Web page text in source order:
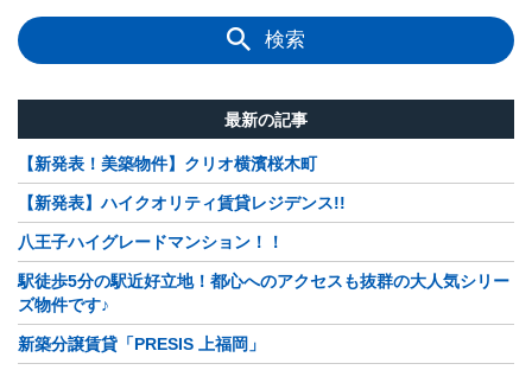
検索
最新の記事
【新発表！美築物件】クリオ横濱桜木町
【新発表】ハイクオリティ賃貸レジデンス!!
八王子ハイグレードマンション！！
駅徒歩5分の駅近好立地！都心へのアクセスも抜群の大人気シリー
ズ物件です♪
新築分譲賃貸「PRESIS 上福岡」